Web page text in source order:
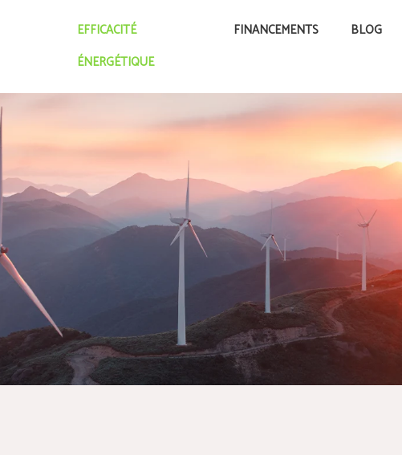
EFFICACITÉ
ÉNERGÉTIQUE
FINANCEMENTS BLOG